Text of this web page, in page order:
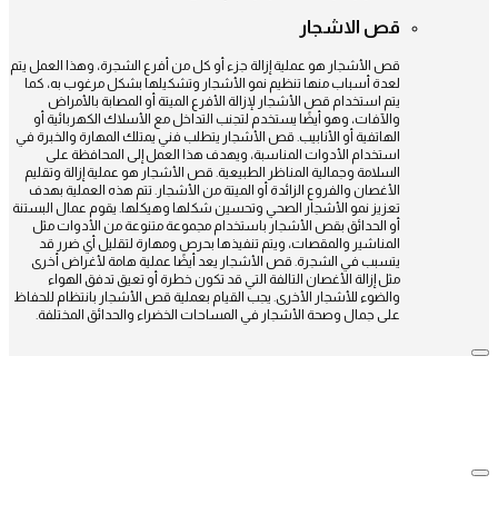
قص الاشجار
قص الأشجار هو عملية إزالة جزء أو كل من أفرع الشجرة، وهذا العمل يتم
لعدة أسباب منها تنظيم نمو الأشجار وتشكيلها بشكل مرغوب به، كما
يتم استخدام قص الأشجار لإزالة الأفرع الميتة أو المصابة بالأمراض
والآفات، وهو أيضًا يستخدم لتجنب التداخل مع الأسلاك الكهربائية أو
الهاتفية أو الأنابيب. قص الأشجار يتطلب فني يمتلك المهارة والخبرة في
استخدام الأدوات المناسبة، ويهدف هذا العمل إلى المحافظة على
السلامة وجمالية المناظر الطبيعية. قص الأشجار هو عملية إزالة وتقليم
الأغصان والفروع الزائدة أو الميتة من الأشجار. تتم هذه العملية بهدف
تعزيز نمو الأشجار الصحي وتحسين شكلها وهيكلها. يقوم عمال البستنة
أو الحدائق بقص الأشجار باستخدام مجموعة متنوعة من الأدوات مثل
المناشير والمقصات، ويتم تنفيذها بحرص ومهارة لتقليل أي ضرر قد
يتسبب في الشجرة. قص الأشجار يعد أيضًا عملية هامة لأغراض أخرى
مثل إزالة الأغصان التالفة التي قد تكون خطرة أو تعيق تدفق الهواء
والضوء للأشجار الأخرى. يجب القيام بعملية قص الأشجار بانتظام للحفاظ
على جمال وصحة الأشجار في المساحات الخضراء والحدائق المختلفة.